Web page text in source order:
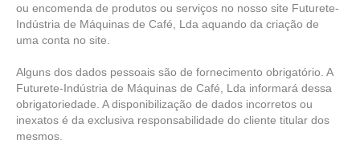
ou encomenda de produtos ou serviços no nosso site Futurete-
Indústria de Máquinas de Café, Lda aquando da criação de
uma conta no site.
Alguns dos dados pessoais são de fornecimento obrigatório. A
Futurete-Indústria de Máquinas de Café, Lda informará dessa
obrigatoriedade. A disponibilização de dados incorretos ou
inexatos é da exclusiva responsabilidade do cliente titular dos
mesmos.